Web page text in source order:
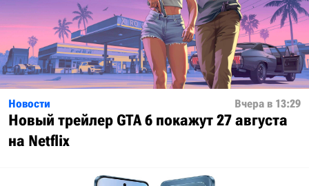
Новости Вчера в 13:29
Новый трейлер GTA 6 покажут 27 августа
на Netflix